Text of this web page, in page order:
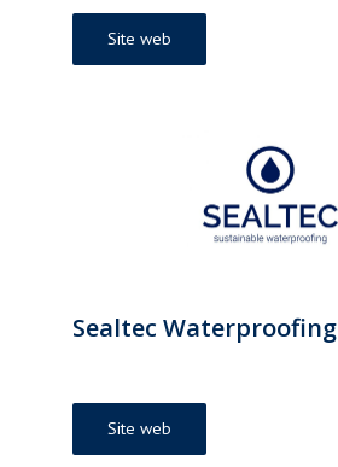
Site web
Sealtec Waterproofing
Site web